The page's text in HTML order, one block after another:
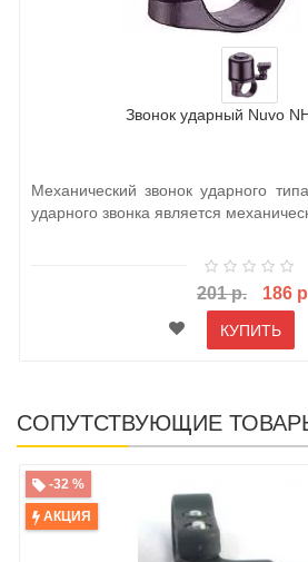
Звонок ударный Nuvo
Механический звонок ударного
ударного звонка является
201 р. 186
КУПИТЬ
СОПУТСТВУЮЩИЕ
-32 %
АКЦИЯ